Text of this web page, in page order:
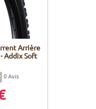
Arrière
Addix Soft
0Avis